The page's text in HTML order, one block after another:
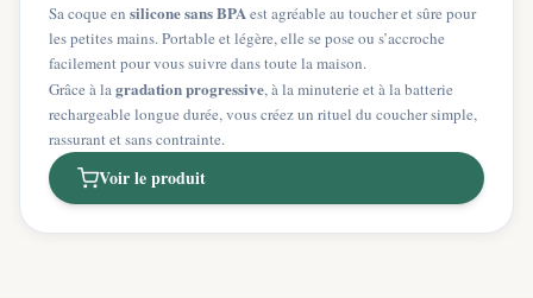
Sa coque en silicone sans BPAest agréable au toucher et sûre pour
les petites mains. Portable et légère, elle se pose ou s’accroche
facilement pour vous suivre dans toute la maison.
Grâce à lagradation progressive, à la minuterie et à la batterie
rechargeable longue durée, vous créez un rituel du coucher simple,
rassurant et sans contrainte.
Voir le produit